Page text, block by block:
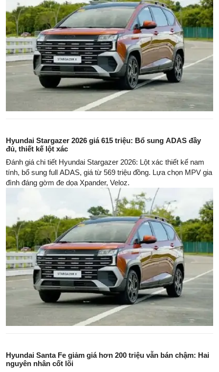
Hyundai Stargazer 2026 giá 615 triệu: Bổ sung ADAS đầy
đủ, thiết kế lột xác
Đánh giá chi tiết Hyundai Stargazer 2026: Lột xác thiết kế nam
tính, bổ sung full ADAS, giá từ 569 triệu đồng. Lựa chọn MPV gia
đình đáng gờm đe dọa Xpander, Veloz.
Hyundai Santa Fe giảm giá hơn 200 triệu vẫn bán chậm: Hai
nguyên nhân cốt lõi